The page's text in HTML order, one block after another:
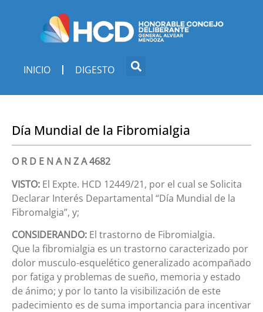
INICIO DIGESTO
Día Mundial de la Fibromialgia
O R D E N A N Z A 4682
VISTO: El Expte. HCD 12449/21, por el cual se Solicita
Declarar Interés Departamental “Día Mundial de la
Fibromalgia”, y;
CONSIDERANDO: El trastorno de Fibromialgia.
Que la fibromialgia es un trastorno caracterizado por
dolor musculo-esquelético generalizado acompañado
por fatiga y problemas de sueño, memoria y estado
de ánimo; y por lo tanto la visibilización de este
padecimiento es de suma importancia para incentivar